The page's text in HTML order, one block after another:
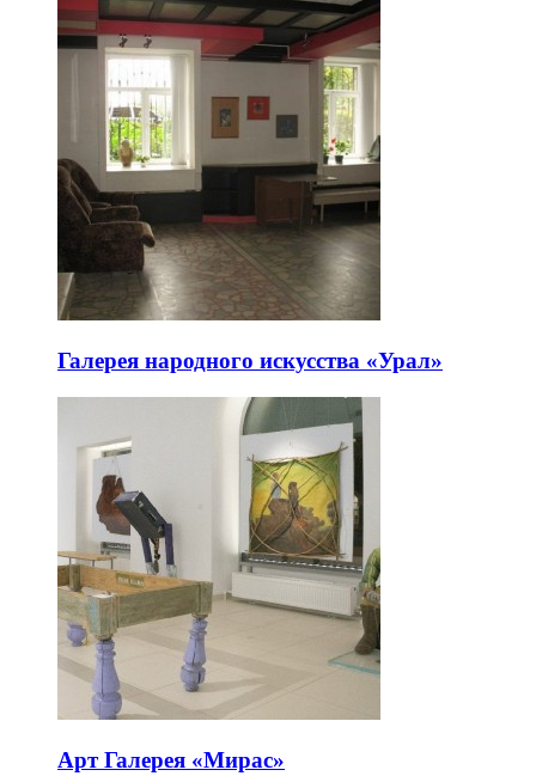
Галерея народного искусства «Урал»
Арт Галерея «Мирас»